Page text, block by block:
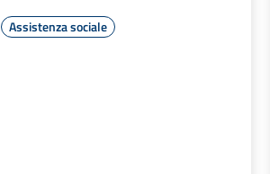
Assistenza sociale